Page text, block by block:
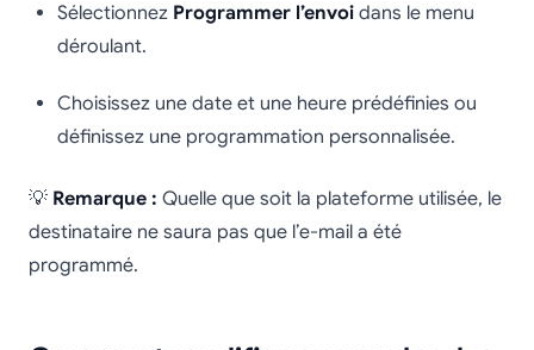
Sélectionnez Programmer l’envoi dans le menu
déroulant.
Choisissez une date et une heure prédéfinies ou
définissez une programmation personnalisée.
💡 Remarque : Quelle que soit la plateforme utilisée, le
destinataire ne saura pas que l’e-mail a été
programmé.